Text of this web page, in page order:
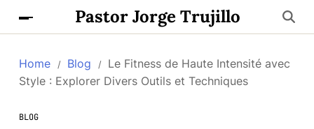
Pastor Jorge Trujillo
Home Blog
Le Fitness de Haute Intensité avec
Style : Explorer Divers Outils et Techniques
BLOG